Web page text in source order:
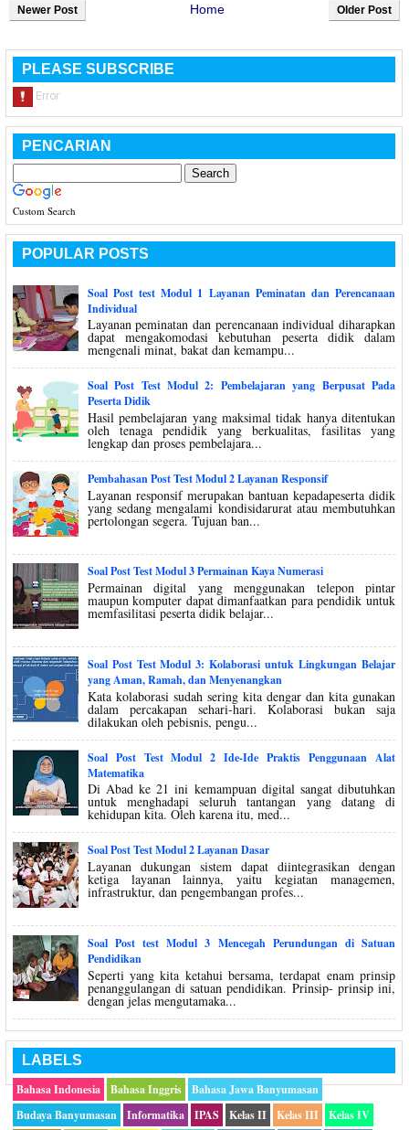
Newer Post Older Post
Home
PLEASE SUBSCRIBE
PENCARIAN
Custom Search
POPULAR POSTS
Soal Post test Modul 1 Layanan Peminatan dan Perencanaan
Individual
Layanan peminatan dan perencanaan individual diharapkan
dapat mengakomodasi kebutuhan peserta didik dalam
mengenali minat, bakat dan kemampu...
Soal Post Test Modul 2: Pembelajaran yang Berpusat Pada
Peserta Didik
Hasil pembelajaran yang maksimal tidak hanya ditentukan
oleh tenaga pendidik yang berkualitas, fasilitas yang
lengkap dan proses pembelajara...
Pembahasan Post Test Modul 2 Layanan Responsif
Layanan responsif merupakan bantuan kepadapeserta didik
yang sedang mengalami kondisidarurat atau membutuhkan
pertolongan segera. Tujuan ban...
Soal Post Test Modul 3 Permainan Kaya Numerasi
Permainan digital yang menggunakan telepon pintar
maupun komputer dapat dimanfaatkan para pendidik untuk
memfasilitasi peserta didik belajar...
Soal Post Test Modul 3: Kolaborasi untuk Lingkungan Belajar
yang Aman, Ramah, dan Menyenangkan
Kata kolaborasi sudah sering kita dengar dan kita gunakan
dalam percakapan sehari-hari. Kolaborasi bukan saja
dilakukan oleh pebisnis, pengu...
Soal Post Test Modul 2 Ide-Ide Praktis Penggunaan Alat
Matematika
Di Abad ke 21 ini kemampuan digital sangat dibutuhkan
untuk menghadapi seluruh tantangan yang datang di
kehidupan kita. Oleh karena itu, med...
Soal Post Test Modul 2 Layanan Dasar
Layanan dukungan sistem dapat diintegrasikan dengan
ketiga layanan lainnya, yaitu kegiatan managemen,
infrastruktur, dan pengembangan profes...
Soal Post test Modul 3 Mencegah Perundungan di Satuan
Pendidikan
Seperti yang kita ketahui bersama, terdapat enam prinsip
penanggulangan di satuan pendidikan. Prinsip- prinsip ini,
dengan jelas mengutamaka...
LABELS
Bahasa Indonesia
Bahasa Inggris
Bahasa Jawa Banyumasan
Budaya Banyumasan
Informatika IPAS Kelas II Kelas III Kelas IV